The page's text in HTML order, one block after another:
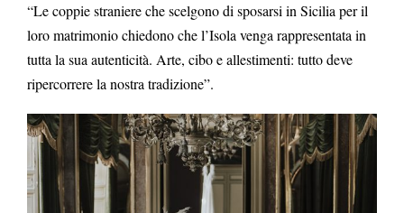
“Le coppie straniere che scelgono di sposarsi in Sicilia per il
loro matrimonio chiedono che l’Isola venga rappresentata in
tutta la sua autenticità. Arte, cibo e allestimenti: tutto deve
ripercorrere la nostra tradizione”.